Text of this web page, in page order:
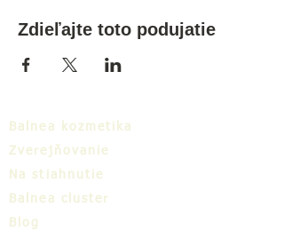
Zdieľajte toto podujatie
Balnea kozmetika
Zverejňovanie
Na stiahnutie
Balnea cluster
Blog